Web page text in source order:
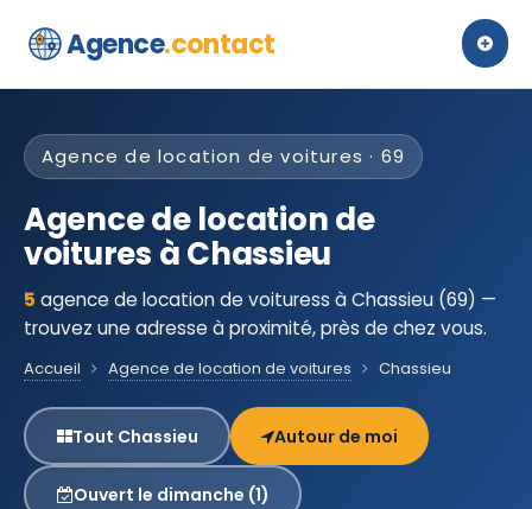
Agence.contact
Agence de location de voitures · 69
Agence de location de
voitures à Chassieu
5 agence de location de voituress à Chassieu (69) —
trouvez une adresse à proximité, près de chez vous.
Accueil Agence de location de voitures Chassieu
Tout Chassieu Autour de moi
Ouvert le dimanche (1)